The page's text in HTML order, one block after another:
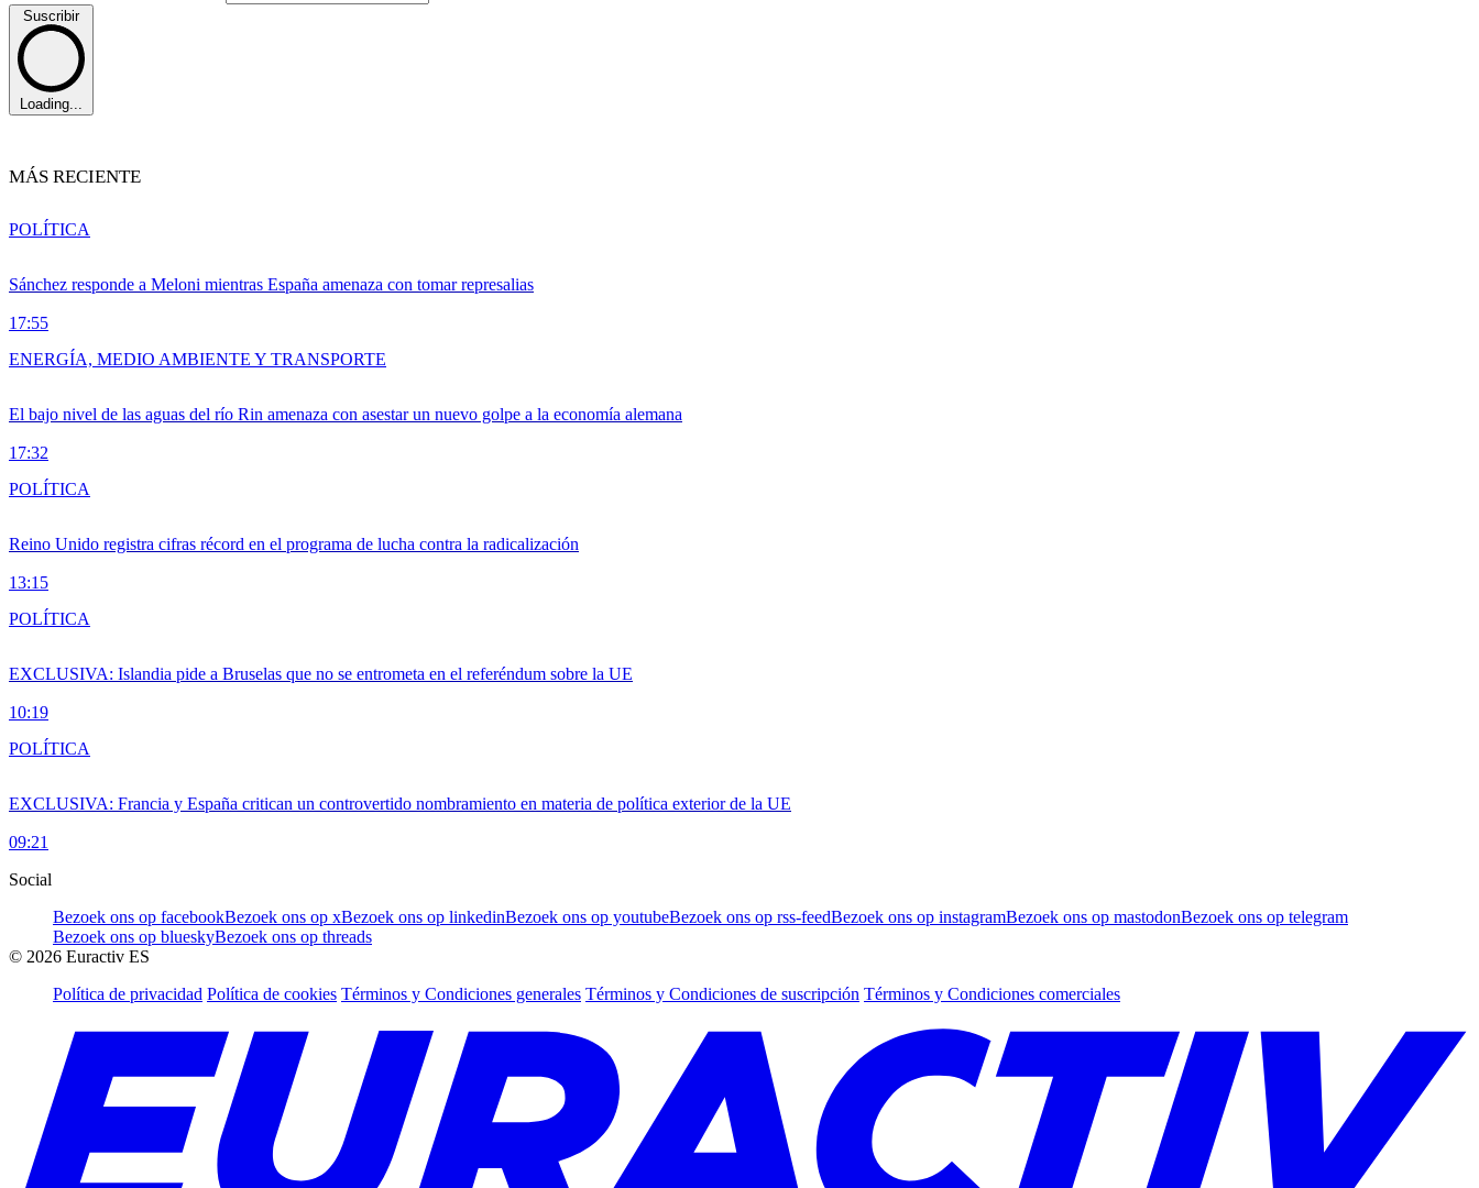
Suscribir
Loading...
MÁS RECIENTE
Sánchez responde a Meloni mientras España amenaza con tomar represalias
17:55
POLÍTICA
El bajo nivel de las aguas del río Rin amenaza con asestar un nuevo golpe a la economía alemana
17:32
ENERGÍA, MEDIO AMBIENTE Y TRANSPORTE
Reino Unido registra cifras récord en el programa de lucha contra la radicalización
13:15
POLÍTICA
EXCLUSIVA: Islandia pide a Bruselas que no se entrometa en el referéndum sobre la UE
10:19
POLÍTICA
EXCLUSIVA: Francia y España critican un controvertido nombramiento en materia de política exterior de la UE
09:21
POLÍTICA
Social
Bezoek ons op facebookBezoek ons op xBezoek ons op linkedinBezoek ons op youtubeBezoek ons op rss-feedBezoek ons op instagramBezoek ons op mastodonBezoek ons op telegram
Bezoek ons op blueskyBezoek ons op threads
© 2026 Euractiv ES
Política de privacidad Política de cookies Términos y Condiciones generales Términos y Condiciones de suscripción Términos y Condiciones comerciales